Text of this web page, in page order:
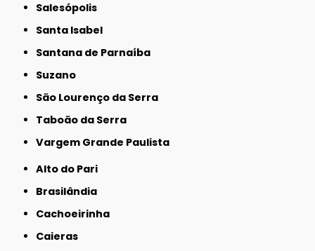
Salesópolis
Santa Isabel
Santana de Parnaíba
Suzano
São Lourenço da Serra
Taboão da Serra
Vargem Grande Paulista
Alto do Pari
Brasilândia
Cachoeirinha
Caieras